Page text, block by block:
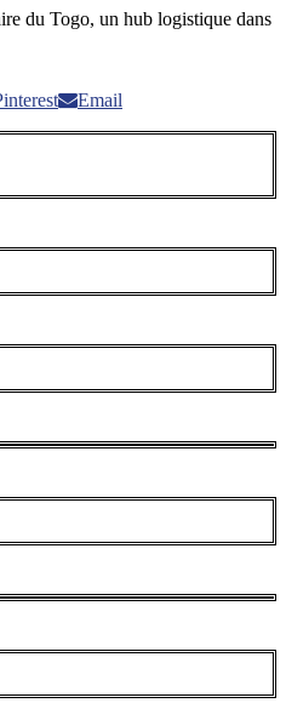
du Togo, un hub logistique dans
Email